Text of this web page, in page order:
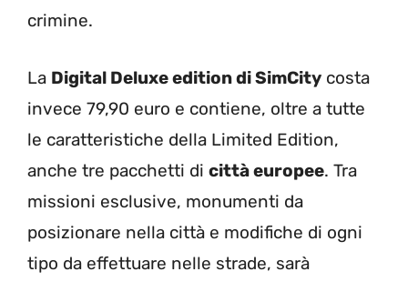
crimine.
La Digital Deluxe edition di SimCity costa
invece 79,90 euro e contiene, oltre a tutte
le caratteristiche della Limited Edition,
anche tre pacchetti di città europee. Tra
missioni esclusive, monumenti da
posizionare nella città e modifiche di ogni
tipo da effettuare nelle strade, sarà